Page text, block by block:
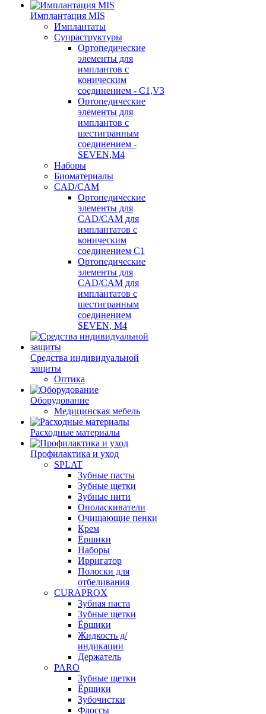
Имплантация MIS
Имплантаты
Супраструктуры
Ортопедические
элементы для
имплантов с
коническим
соединением - C1,V3
Ортопедические
элементы для
имплантов с
шестигранным
соединением -
SEVEN,M4
Наборы
Биоматериалы
CAD/CAM
Ортопедические
элементы для
CAD/CAM для
имплантатов с
коническим
соединением С1
Ортопедические
элементы для
CAD/CAM для
имплантатов с
шестигранным
соединением
SEVEN, М4
Средства индивидуальной
защиты
Оптика
Оборудование
Медицинская мебель
Расходные материалы
Профилактика и уход
SPLAT
Зубные пасты
Зубные щетки
Зубные нити
Ополаскиватели
Очищающие пенки
Крем
Ёршики
Наборы
Ирригатор
Полоски для
отбеливания
CURAPROX
Зубная паста
Зубные щетки
Ёршики
Жидкость д/
индикации
Держатель
PARO
Зубные щетки
Ёршики
Зубочистки
Флоссы